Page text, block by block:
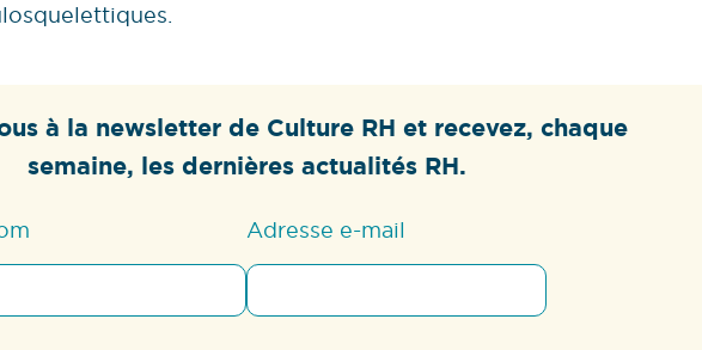
à la newsletter de Culture RH et recevez, chaque
semaine, les dernières actualités RH.
Adresse e-mail